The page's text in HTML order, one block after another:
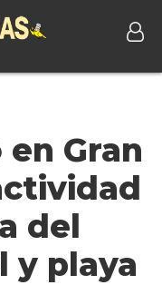
Gran
del
y playa